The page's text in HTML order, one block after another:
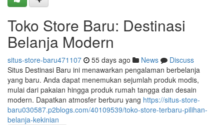
Toko Store Baru: Destinasi
Belanja Modern
situs-store-baru471107 55 days ago News
Discuss
Situs Destinasi Baru ini menawarkan pengalaman berbelanja
yang baru. Anda dapat menemukan sejumlah produk modis,
mulai dari pakaian hingga produk rumah tangga dan desain
modern. Dapatkan atmosfer berburu yang https://situs-store-
baru030587.p2blogs.com/40109539/toko-store-terbaru-pilihan-
belanja-kekinian